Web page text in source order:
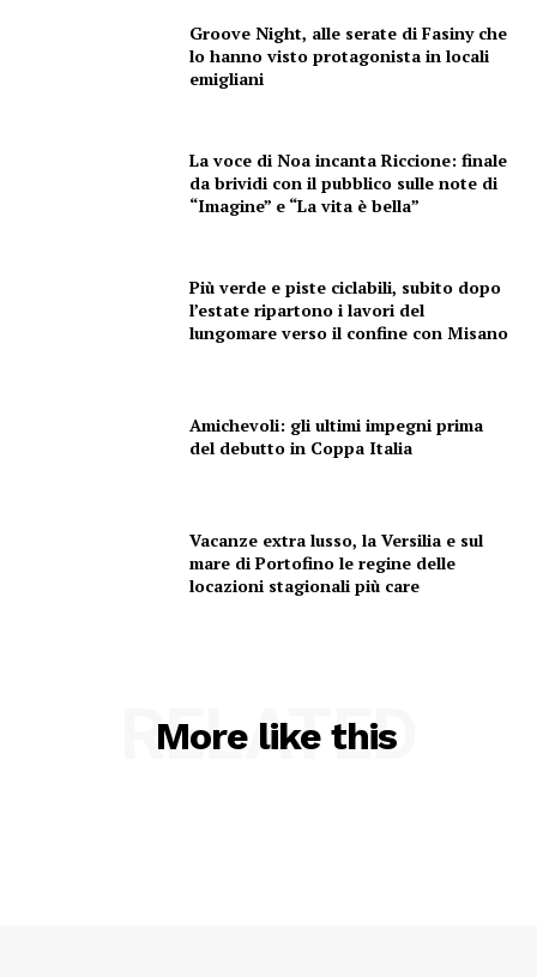
Groove Night, alle serate di Fasiny che
lo hanno visto protagonista in locali
emigliani
La voce di Noa incanta Riccione: finale
da brividi con il pubblico sulle note di
“Imagine” e “La vita è bella”
Più verde e piste ciclabili, subito dopo
l’estate ripartono i lavori del
lungomare verso il confine con Misano
Amichevoli: gli ultimi impegni prima
del debutto in Coppa Italia
Vacanze extra lusso, la Versilia e sul
mare di Portofino le regine delle
locazioni stagionali più care
More like this
RELATED